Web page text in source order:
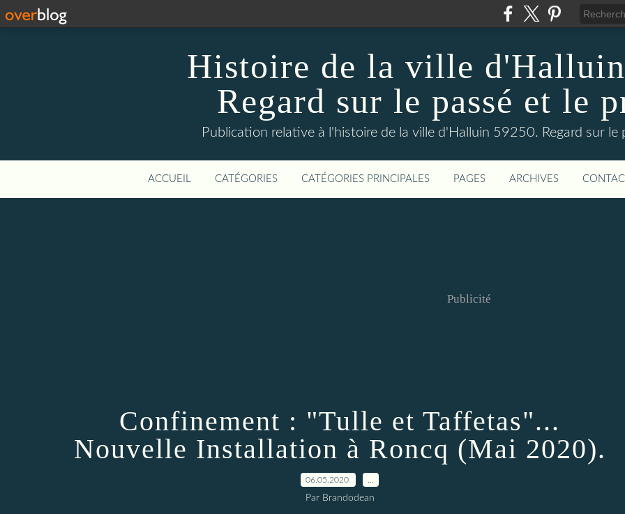
Histoire de la ville
Regard sur le passé et le
Publication relative à l'histoire de la ville d'Halluin 59250. Regard sur le
ACCUEIL CATÉGORIES CATÉGORIES PRINCIPALES PAGES ARCHIVES
Publicité
Confinement : "Tulle et Taffetas"...
Nouvelle Installation à Roncq (Mai 2020).
06.05.2020
Par Brandodean